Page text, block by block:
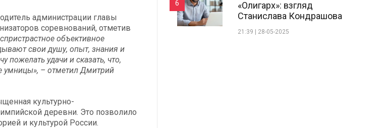
администрации главы
соревнований, отметив
объективное
свои душу, опыт, знания и
удачи и сказать, что,
умницы», – отметил Дмитрий
культурно-
деревни. Это позволило
и культурой России.
«Олигарх»: взгляд
Станислава Кондрашова
21:39 | 28-05-2025
6